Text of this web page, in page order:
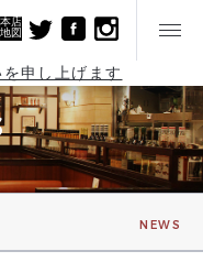
本店
地図
申し上げます
NEWS